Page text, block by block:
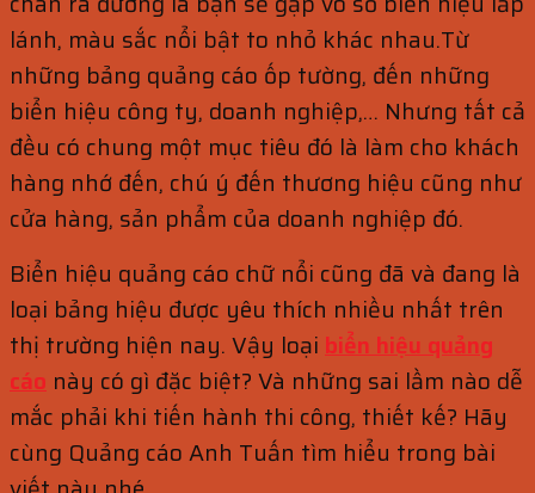
lánh, màu sắc nổi bật to nhỏ khác nhau.Từ
những bảng quảng cáo ốp tường, đến những
biển hiệu công ty, doanh nghiệp,… Nhưng tất cả
đều có chung một mục tiêu đó là làm cho khách
hàng nhớ đến, chú ý đến thương hiệu cũng như
cửa hàng, sản phẩm của doanh nghiệp đó.
Biển hiệu quảng cáo chữ nổi cũng đã và đang là
loại bảng hiệu được yêu thích nhiều nhất trên
thị trường hiện nay. Vậy loại biển hiệu quảng
cáo này có gì đặc biệt? Và những sai lầm nào dễ
mắc phải khi tiến hành thi công, thiết kế? Hãy
cùng Quảng cáo Anh Tuấn tìm hiểu trong bài